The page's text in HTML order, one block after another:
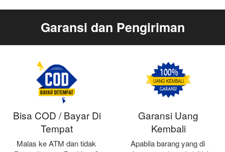
Garansi dan Pengiriman
Bisa COD / Bayar Di
Tempat
Malas ke ATM dan tidak
Garansi Uang
Kembali
Apabila barang yang di